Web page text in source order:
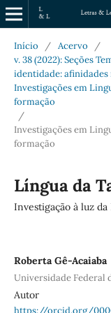
Início / Acervo
/
v. 38 (2022): Seções
identidade:
Investigações em
formação
/
Investigações em
formação
Língua da
Investigação à luz
Roberta Gê-Acaiaba
Universidade Federal
Autor
https://orcid.org/